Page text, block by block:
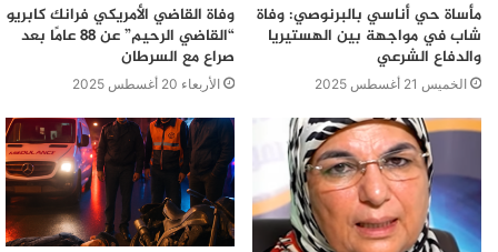
مأساة حي أناسي بالبرنوصي: وفاة
شاب في مواجهة بين الهستيريا
والدفاع الشرعي
الخميس 21 أغسطس 2025
وفاة القاضي الأمريكي فرانك كابريو
“القاضي الرحيم” عن 88 عامًا بعد
صراع مع السرطان
الأربعاء 20 أغسطس 2025